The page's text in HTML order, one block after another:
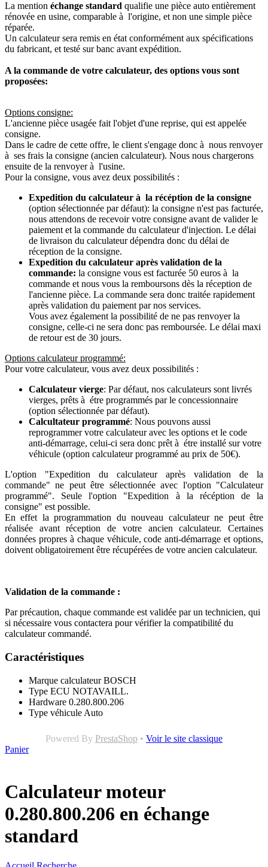
La mention échange standard qualifie une pièce auto entièrement
rénovée en usine, comparable à l'origine, et non une simple pièce
réparée.
Un calculateur sera remis en état conformément aux spécifications
du fabricant, et testé sur banc avant expédition.
A la commande de votre calculateur, des options vous sont
proposées:
Options consigne:
L'ancienne pièce usagée fait l'objet d'une reprise, qui est appelée
consigne.
Dans le cadre de cette offre, le client s'engage donc à nous renvoyer
à ses frais la consigne (ancien calculateur). Nous nous chargerons
ensuite de la renvoyer à l'usine.
Pour la consigne, vous avez deux possibilités :
Expedition du calculateur à la récéption de la consigne
(option sélectionnée par défaut): la consigne n'est pas facturée,
nous attendons de recevoir votre consigne avant de valider le
paiement et la commande du calculateur d'injection. Le délai
de livraison du calculateur dépendra donc du délai de
réception de la consigne.
Expedition du calculateur après validation de la
commande: la consigne vous est facturée 50 euros à la
commande et nous vous la remboursons dès la réception de
l'ancienne pièce. La commande sera donc traitée rapidement
après validation du paiement par nos services.
Vous avez également la possibilité de ne pas renvoyer la
consigne, celle-ci ne sera donc pas remboursée. Le délai maxi
de retour est de 30 jours.
Options calculateur programmé:
Pour votre calculateur, vous avez deux possibilités :
Calculateur vierge: Par défaut, nos calculateurs sont livrés
vierges, prêts à étre programmés par le concessionnaire
(option sélectionnée par défaut).
Calcultateur programmé: Nous pouvons aussi
reprogrammer votre calculateur avec les options et le code
anti-démarrage, celui-ci sera donc prêt à étre installé sur votre
véhicule (option calculateur programmé au prix de 50€).
L'option "Expedition du calculateur après validation de la
commande" ne peut être sélectionnée avec l'option "Calculateur
programmé". Seule l'option "Expedition à la récéption de la
consigne" est possible.
En effet la programmation du nouveau calculateur ne peut être
réalisée avant réception de votre ancien calculateur. Certaines
données propres à chaque véhicule, code anti-démarrage et options,
doivent obligatoirement être récupérées de votre ancien calculateur.
Validation de la commande :
Par précaution, chaque commande est validée par un technicien, qui
si nécessaire vous contactera pour vérifier la compatibilité du
calculateur commandé.
Caractéristiques
Marque calculateur BOSCH
Type ECU NOTAVAILL.
Hardware 0.280.800.206
Type véhicule Auto
Powered By PrestaShop • Voir le site classique
Panier
Calculateur moteur
0.280.800.206 en échange
standard